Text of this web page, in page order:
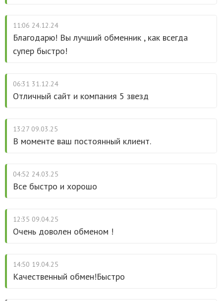
11:06 24.12.24
Благодарю! Вы лучший обменник , как всегда
супер быстро!
06:31 31.12.24
Отличный сайт и компания 5 звезд
13:27 09.03.25
В моменте ваш постоянный клиент.
04:52 24.03.25
Все быстро и хорошо
12:35 09.04.25
Очень доволен обменом !
14:50 19.04.25
Качественный обмен!Быстро